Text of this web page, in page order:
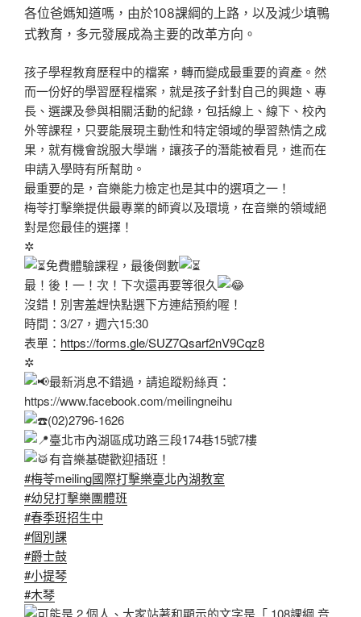
各位爸媽知道嗎，由於108課綱的上路，以及減少填鴨
式教育，多元發展成為主要的改革方向。
孩子學程教育歷程中的檔案，轉而變成最重要的資產。然
而一份好的學習歷程檔案，就是孩子針對自己的興趣、專
長、選課及參與相關活動的紀錄，包括線上、線下、校內
外等課程，只要能展現主動性和特定領域的學習熱情之成
果，就有機會說服大學端，讓孩子的潛能被看見，進而在
申請入學時有所幫助。
最重要的是，音樂能力檢定也是其中的選項之一！
梅苓打擊樂提供最專業的師資以及環境，在音樂的領域絕
對是您最佳的選擇！
✲
免費體驗課程，最後倒數
最！後！一！次！下次還再要等很久
沒錯！別害羞趕快點選下方連結預約喔！
時間：3/27，週六15:30
表單： https://forms.gle/SUZ7Qsarf2nV9Cqz8
✲
最新消息不錯過，請追蹤粉絲頁：
https://www.facebook.com/meilingneihu
(02)2796-1626
臺北市內湖區成功路三段174巷15號7樓
有音樂基礎歡迎插班！
#梅苓meiling國際打擊樂臺北內湖教室
#幼兒打擊樂團體班
#春季班招生中
#個別課
#爵士鼓
#小提琴
#木琴